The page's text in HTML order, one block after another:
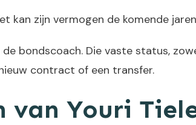
kan zijn vermogen de komende
bondscoach. Die vaste status,
contract of een transfer.
Youri